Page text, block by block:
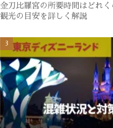
金刀比羅宮の所要時間はどれく
観光の目安を詳しく解説